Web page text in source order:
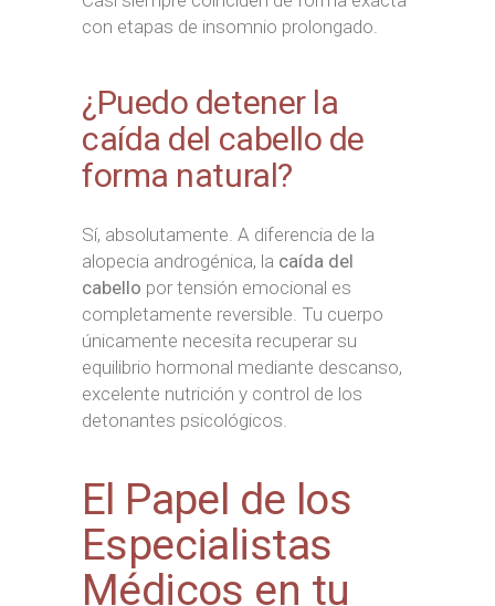
con etapas de insomnio prolongado.
¿Puedo detener la
caída del cabello de
forma natural?
Sí, absolutamente. A diferencia de la
alopecia androgénica, la caída del
cabello por tensión emocional es
completamente reversible. Tu cuerpo
únicamente necesita recuperar su
equilibrio hormonal mediante descanso,
excelente nutrición y control de los
detonantes psicológicos.
El Papel de los
Especialistas
Médicos en tu